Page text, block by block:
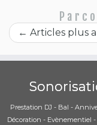
← Articles plus
Prestation DJ - Bal -
Décoration - Evènementiel